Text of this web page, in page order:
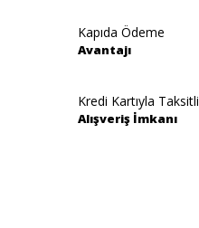
Kapıda Ödeme
Avantajı
Kredi Kartıyla Taksitli
Alışveriş İmkanı